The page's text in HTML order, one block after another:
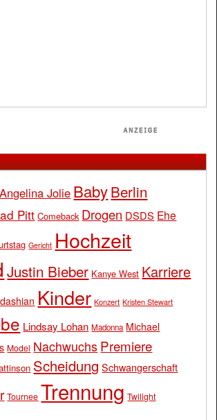
Angelina Jolie BabyBerlin
Pitt Comeback Drogen DSDS Ehe
Gericht Hochzeit
Justin Bieber Kanye West Karriere
Kinder Konzert Kristen Stewart
Lindsay Lohan Madonna Michael
Model Nachwuchs Premiere
Scheidung Schwangerschaft
Tournee Trennung Twilight